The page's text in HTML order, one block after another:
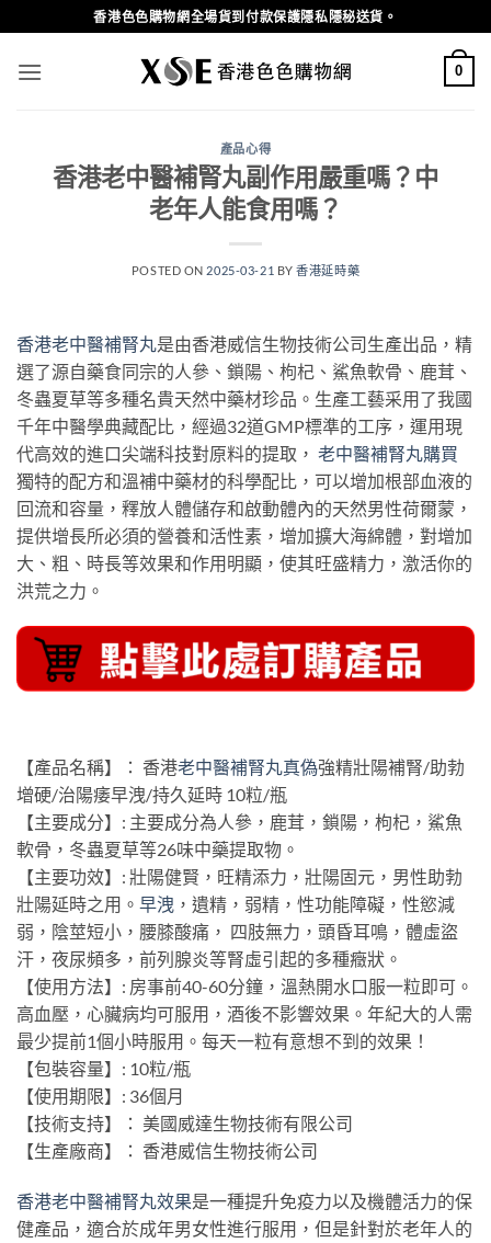
to
content
香港色色購物網全場貨到付款保護隱私隱秘送貨。
0
產品心得
香港老中醫補腎丸副作用嚴重嗎？中
老年人能食用嗎？
POSTED ON 2025-03-21 BY香港延時藥
香港老中醫補腎丸是由香港威信生物技術公司生產出品，精
選了源自藥食同宗的人參、鎖陽、枸杞、鯊魚軟骨、鹿茸、
冬蟲夏草等多種名貴天然中藥材珍品。生產工藝采用了我國
千年中醫學典藏配比，經過32道GMP標準的工序，運用現
代高效的進口尖端科技對原料的提取， 老中醫補腎丸購買
獨特的配方和溫補中藥材的科學配比，可以增加根部血液的
回流和容量，釋放人體儲存和啟動體內的天然男性荷爾蒙，
提供增長所必須的營養和活性素，增加擴大海綿體，對增加
大、粗、時長等效果和作用明顯，使其旺盛精力，激活你的
洪荒之力。
【產品名稱】： 香港老中醫補腎丸真偽強精壯陽補腎/助勃
增硬/治陽痿早洩/持久延時 10粒/瓶
【主要成分】: 主要成分為人參，鹿茸，鎖陽，枸杞，鯊魚
軟骨，冬蟲夏草等26味中藥提取物。
【主要功效】: 壯陽健賢，旺精添力，壯陽固元，男性助勃
壯陽延時之用。 早洩 ，遺精，弱精，性功能障礙，性慾減
弱，陰莖短小，腰膝酸痛， 四肢無力，頭昏耳鳴，體虛盜
汗，夜尿頻多，前列腺炎等腎虛引起的多種癥狀。
【使用方法】: 房事前40-60分鐘，溫熱開水口服一粒即可。
高血壓，心臟病均可服用，酒後不影響效果。年紀大的人需
最少提前1個小時服用。每天一粒有意想不到的效果！
【包裝容量】: 10粒/瓶
【使用期限】: 36個月
【技術支持】： 美國威達生物技術有限公司
【生產廠商】： 香港威信生物技術公司
香港老中醫補腎丸效果是一種提升免疫力以及機體活力的保
健產品，適合於成年男女性進行服用，但是針對於老年人的